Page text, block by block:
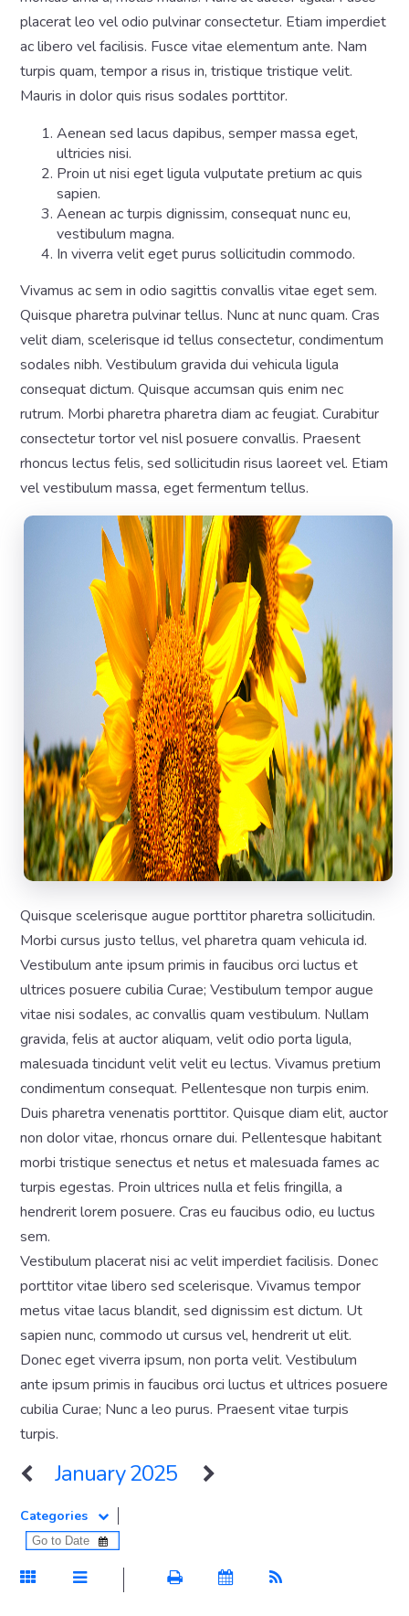
placerat leo vel odio pulvinar consectetur. Etiam imperdiet
ac libero vel facilisis. Fusce vitae elementum ante. Nam
turpis quam, tempor a risus in, tristique tristique velit.
Mauris in dolor quis risus sodales porttitor.
Aenean sed lacus dapibus, semper massa eget,
ultricies nisi.
Proin ut nisi eget ligula vulputate pretium ac quis
sapien.
Aenean ac turpis dignissim, consequat nunc eu,
vestibulum magna.
In viverra velit eget purus sollicitudin commodo.
Vivamus ac sem in odio sagittis convallis vitae eget sem.
Quisque pharetra pulvinar tellus. Nunc at nunc quam. Cras
velit diam, scelerisque id tellus consectetur, condimentum
sodales nibh. Vestibulum gravida dui vehicula ligula
consequat dictum. Quisque accumsan quis enim nec
rutrum. Morbi pharetra pharetra diam ac feugiat. Curabitur
consectetur tortor vel nisl posuere convallis. Praesent
rhoncus lectus felis, sed sollicitudin risus laoreet vel. Etiam
vel vestibulum massa, eget fermentum tellus.
Quisque scelerisque augue porttitor pharetra sollicitudin.
Morbi cursus justo tellus, vel pharetra quam vehicula id.
Vestibulum ante ipsum primis in faucibus orci luctus et
ultrices posuere cubilia Curae; Vestibulum tempor augue
vitae nisi sodales, ac convallis quam vestibulum. Nullam
gravida, felis at auctor aliquam, velit odio porta ligula,
malesuada tincidunt velit velit eu lectus. Vivamus pretium
condimentum consequat. Pellentesque non turpis enim.
Duis pharetra venenatis porttitor. Quisque diam elit, auctor
non dolor vitae, rhoncus ornare dui. Pellentesque habitant
morbi tristique senectus et netus et malesuada fames ac
turpis egestas. Proin ultrices nulla et felis fringilla, a
hendrerit lorem posuere. Cras eu faucibus odio, eu luctus
sem.
Vestibulum placerat nisi ac velit imperdiet facilisis. Donec
porttitor vitae libero sed scelerisque. Vivamus tempor
metus vitae lacus blandit, sed dignissim est dictum. Ut
sapien nunc, commodo ut cursus vel, hendrerit ut elit.
Donec eget viverra ipsum, non porta velit. Vestibulum
ante ipsum primis in faucibus orci luctus et ultrices posuere
cubilia Curae; Nunc a leo purus. Praesent vitae turpis
turpis.
January 2025
Categories